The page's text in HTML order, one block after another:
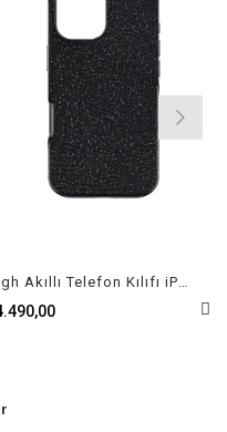
High Akıllı Telefon Kılıfı iPhone® 17, Siyah